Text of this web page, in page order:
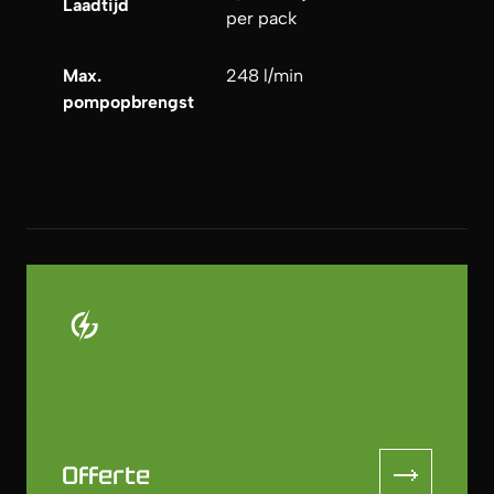
Laadtijd
per pack
Max.
pompopbrengst
248 l/min
Offerte